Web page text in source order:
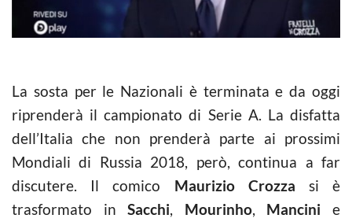
La sosta per le Nazionali è terminata e da oggi
riprenderà il campionato di Serie A. La disfatta
dell’Italia che non prenderà parte ai prossimi
Mondiali di Russia 2018, però, continua a far
discutere. Il comico Maurizio Crozza si è
trasformato inSacchi, Mourinho, Mancini e